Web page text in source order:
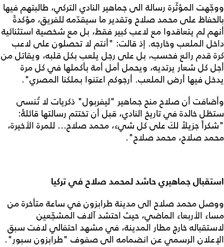
ووجّهت المؤثّرة رسالة الى جماهير النادي التركي، طالبتهم فيها
بالحفاظ على محمد صلاح وتقدير ما سيقدّمه للفريق، مؤكدةً
أنهم لم يتعاقدوا مع لاعب كبير فقط، بل مع شخصية استثنائية
داخل الملعب وخارجه. إذ قالت: "أنتم لا تحصلون على لاعب
كرة قدم رائع فحسب، بل على رجل يلعب بكل قلبه، ويقاتل من
أجل كل شعار يرتديه، ويحمل أمل أمة بأكملها في كل مرة
يدخل فيها أرض الملعب. أرجوكم اعتنوا بملكنا المصري".
وأضافت أن صلاح منح جماهير "ليفربول" ذكريات لا تُنسى
ستظل خالدة في تاريخ النادي، قبل أن تختتم رسالتها قائلةً:
"شكراً جزيلاً لكَ على كل شيء، محمد صلاح... للمرة الأخيرة،
محمد صلاح، محمد صلاح".
استقبال جماهيري حاشد لمحمد صلاح في تركيا
ووصل محمد صلاح الى مدينة طرابزون في ساعة متأخرة من
مساء الأربعاء الماضي، حيث احتشد آلاف المشجّعين
لاستقباله خارج مطار المدينة، في مشهد احتفالي لافت سبق
الإعلان الرسمي عن انضمامه الى صفوف "طرابزون سبور".